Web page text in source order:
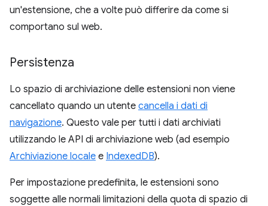
un'estensione, che a volte può differire da come si
comportano sul web.
Persistenza
Lo spazio di archiviazione delle estensioni non viene
cancellato quando un utente cancella i dati di
navigazione. Questo vale per tutti i dati archiviati
utilizzando le API di archiviazione web (ad esempio
Archiviazione locale e IndexedDB).
Per impostazione predefinita, le estensioni sono
soggette alle normali limitazioni della quota di spazio di